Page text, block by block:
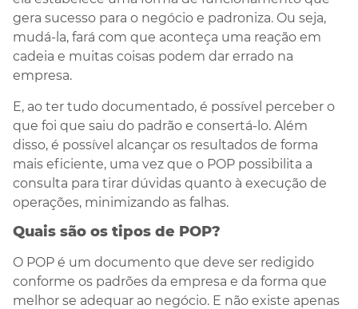
gera sucesso para o negócio e padroniza. Ou seja,
mudá-la, fará com que aconteça uma reação em
cadeia e muitas coisas podem dar errado na
empresa.
E, ao ter tudo documentado, é possível perceber o
que foi que saiu do padrão e consertá-lo. Além
disso, é possível alcançar os resultados de forma
mais eficiente, uma vez que o POP possibilita a
consulta para tirar dúvidas quanto à execução de
operações, minimizando as falhas.
Quais são os tipos de POP?
O POP é um documento que deve ser redigido
conforme os padrões da empresa e da forma que
melhor se adequar ao negócio. E não existe apenas